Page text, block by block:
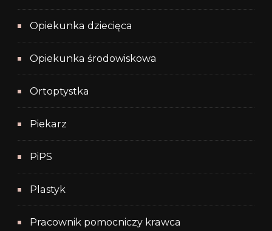
Opiekunka dziecięca
Opiekunka środowiskowa
Ortoptystka
Piekarz
PiPS
Plastyk
Pracownik pomocniczy krawca